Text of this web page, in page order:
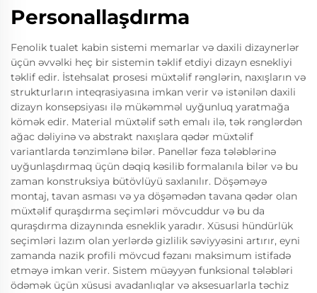
Personallaşdırma
Fenolik tualet kabin sistemi memarlar və daxili dizaynerlər
üçün əvvəlki heç bir sistemin təklif etdiyi dizayn esnekliyi
təklif edir. İstehsalat prosesi müxtəlif rənglərin, naxışların və
strukturların inteqrasiyasına imkan verir və istənilən daxili
dizayn konsepsiyası ilə mükəmməl uyğunluq yaratmağa
kömək edir. Material müxtəlif səth emalı ilə, tək rənglərdən
ağac dəliyinə və abstrakt naxışlara qədər müxtəlif
variantlarda tənzimlənə bilər. Panellər fəza tələblərinə
uyğunlaşdırmaq üçün dəqiq kəsilib formalanıla bilər və bu
zaman konstruksiya bütövlüyü saxlanılır. Döşəməyə
montaj, tavan asması və ya döşəmədən tavana qədər olan
müxtəlif quraşdırma seçimləri mövcuddur və bu da
quraşdırma dizaynında esneklik yaradır. Xüsusi hündürlük
seçimləri lazım olan yerlərdə gizlilik səviyyəsini artırır, eyni
zamanda nazik profili mövcud fəzanı maksimum istifadə
etməyə imkan verir. Sistem müəyyən funksional tələbləri
ödəmək üçün xüsusi avadanlıqlar və aksesuarlarla təchiz